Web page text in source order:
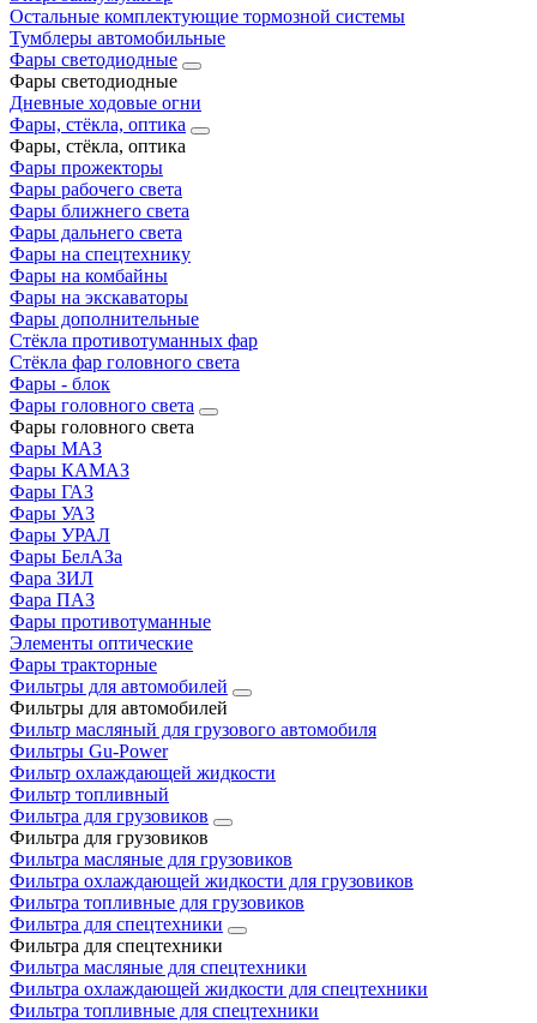
Остальные комплектующие тормозной системы
Тумблеры автомобильные
Фары светодиодные
Фары светодиодные
Дневные ходовые огни
Фары, стёкла, оптика
Фары, стёкла, оптика
Фары прожекторы
Фары рабочего света
Фары ближнего света
Фары дальнего света
Фары на спецтехнику
Фары на комбайны
Фары на экскаваторы
Фары дополнительные
Стёкла противотуманных фар
Стёкла фар головного света
Фары - блок
Фары головного света
Фары головного света
Фары МАЗ
Фары КАМАЗ
Фары ГАЗ
Фары УАЗ
Фары УРАЛ
Фары БелАЗа
Фара ЗИЛ
Фара ПАЗ
Фары противотуманные
Элементы оптические
Фары тракторные
Фильтры для автомобилей
Фильтры для автомобилей
Фильтр масляный для грузового автомобиля
Фильтры Gu-Power
Фильтр охлаждающей жидкости
Фильтр топливный
Фильтра для грузовиков
Фильтра для грузовиков
Фильтра масляные для грузовиков
Фильтра охлаждающей жидкости для грузовиков
Фильтра топливные для грузовиков
Фильтра для спецтехники
Фильтра для спецтехники
Фильтра масляные для спецтехники
Фильтра охлаждающей жидкости для спецтехники
Фильтра топливные для спецтехники